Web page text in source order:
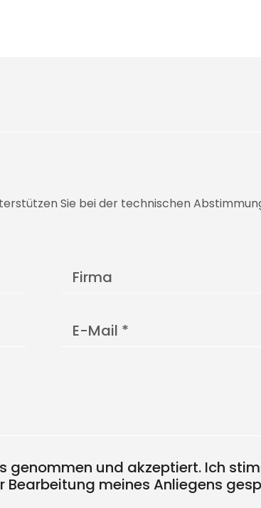
Sie bei der technischen
genommen und akzeptiert. Ich
meines Anliegens